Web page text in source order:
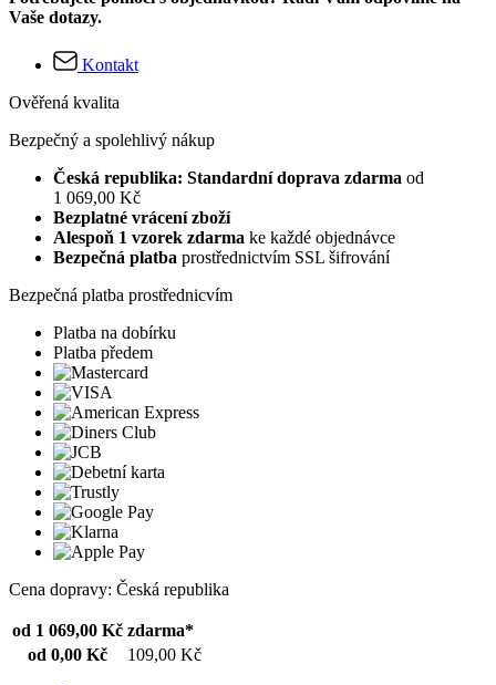
Vaše dotazy.
Kontakt
Ověřená kvalita
Bezpečný a spolehlivý nákup
Česká republika: Standardní doprava zdarma od
1 069,00 Kč
Bezplatné vrácení zboží
Alespoň 1 vzorek zdarma ke každé objednávce
Bezpečná platba prostřednictvím SSL šifrování
Bezpečná platba prostřednicvím
Platba na dobírku
Platba předem
Cena dopravy: Česká republika
od 1 069,00 Kč zdarma*
od 0,00 Kč
109,00 Kč